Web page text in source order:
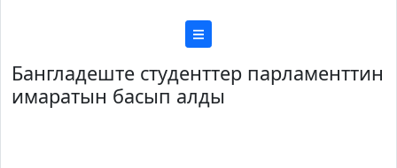
Бангладеште студенттер парламенттин
имаратын басып алды